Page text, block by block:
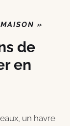
»
de
en
un havre